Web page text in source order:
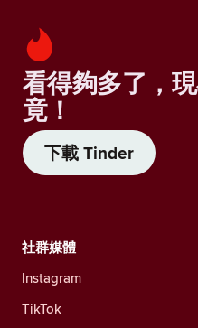
看得夠多了，
竟！
下載 Tinder
社群媒體
Instagram
TikTok